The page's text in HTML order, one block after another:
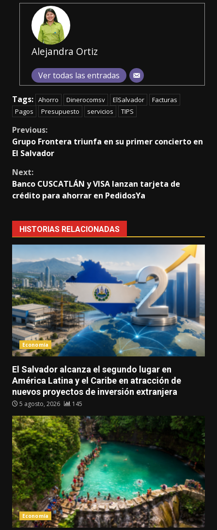
Alejandra Ortiz
Ver todas las entradas
Tags: Ahorro Dinerocomsv ElSalvador
Facturas
Pagos
Presupuesto servicios TIPS
Continue
Reading
Previous:
Grupo Frontera triunfa en su primer concierto en
El Salvador
Next:
Banco CUSCATLÁN y VISA lanzan tarjeta de
crédito para ahorrar en PedidosYa
HISTORIAS RELACIONADAS
Economía
El Salvador alcanza el segundo lugar en
América Latina y el Caribe en atracción de
nuevos proyectos de inversión extranjera
5 agosto, 2026 145
Economía